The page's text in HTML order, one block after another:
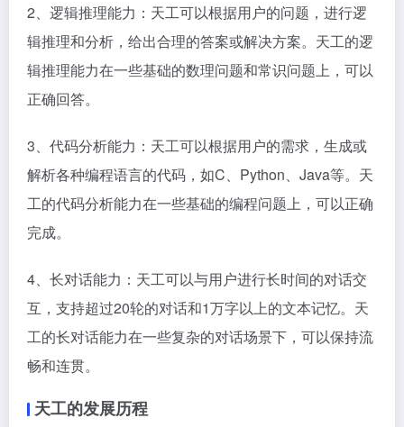
2、逻辑推理能力：天工可以根据用户的问题，进行逻
辑推理和分析，给出合理的答案或解决方案。天工的逻
辑推理能力在一些基础的数理问题和常识问题上，可以
正确回答。
3、代码分析能力：天工可以根据用户的需求，生成或
解析各种编程语言的代码，如C、Python、Java等。天
工的代码分析能力在一些基础的编程问题上，可以正确
完成。
4、长对话能力：天工可以与用户进行长时间的对话交
互，支持超过20轮的对话和1万字以上的文本记忆。天
工的长对话能力在一些复杂的对话场景下，可以保持流
畅和连贯。
天工的发展历程